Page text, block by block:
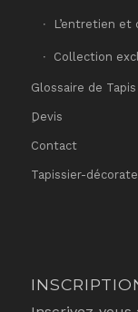
L’entretien et
Collection
Glossaire de Tapis
ِDevis
Contact
Tapissier-